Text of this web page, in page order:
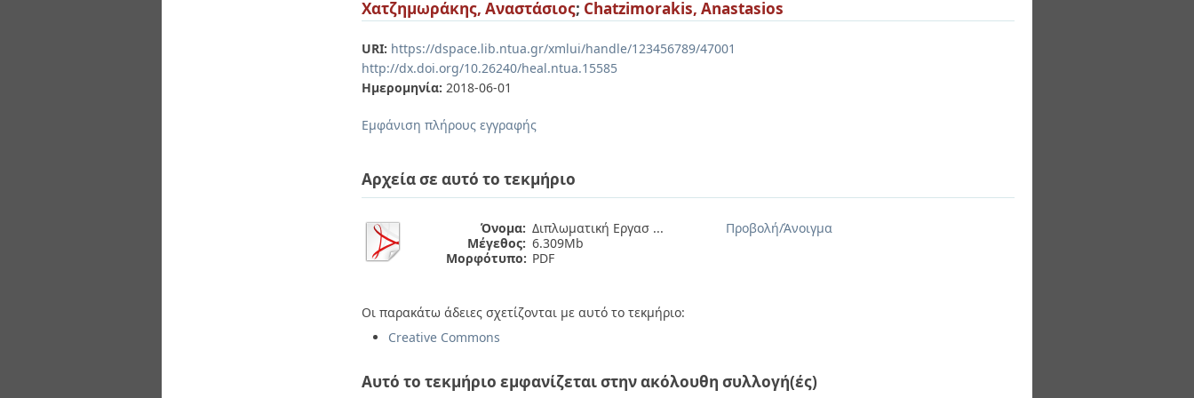
Χατζημωράκης, Αναστάσιος; Chatzimorakis, Anastasios
URI: https://dspace.lib.ntua.gr/xmlui/handle/123456789/47001
http://dx.doi.org/10.26240/heal.ntua.15585
Ημερομηνία: 2018-06-01
Εμφάνιση πλήρους εγγραφής
Αρχεία σε αυτό το τεκμήριο
Όνομα: Διπλωματική Εργασ ...
Μέγεθος: 6.309Mb
Μορφότυπο: PDF
Προβολή/Άνοιγμα
Οι παρακάτω άδειες σχετίζονται με αυτό το τεκμήριο:
Creative Commons
Αυτό το τεκμήριο εμφανίζεται στην ακόλουθη συλλογή(ές)